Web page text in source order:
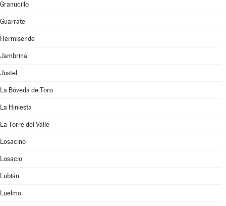
Granucillo
Guarrate
Hermisende
Jambrina
Justel
La Bóveda de Toro
La Hiniesta
La Torre del Valle
Losacino
Losacio
Lubián
Luelmo